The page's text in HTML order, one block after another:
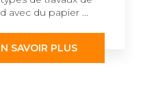
avec du papier ...
SAVOIR PLUS